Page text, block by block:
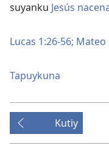
suyanku Jesús
Lucas 1:26-56; Mateo
Tapuykuna
Kutiy